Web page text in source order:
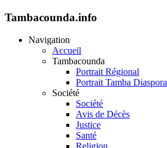
Tambacounda.info
Navigation
Accueil
Tambacounda
Portrait Régional
Portrait Tamba Diaspora
Société
Société
Avis de Décès
Justice
Santé